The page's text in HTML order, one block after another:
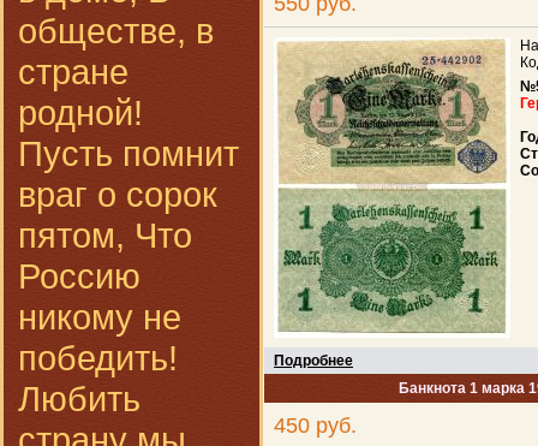
обществе, в
стране
родной!
Пусть помнит
враг о сорок
пятом, Что
Россию
никому не
победить!
Любить
Подробнее
Банкнота 1 марка
450 руб.